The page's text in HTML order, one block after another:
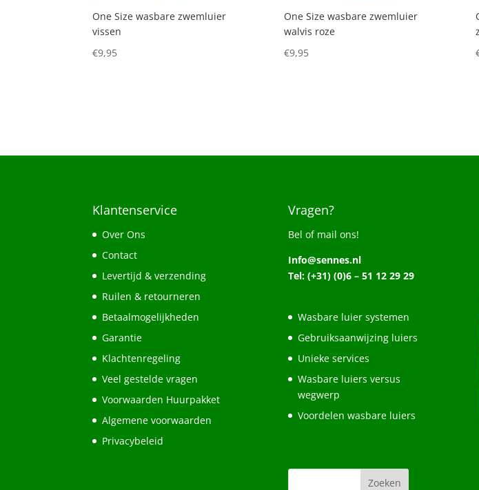
One Size wasbare zwemluier
vissen
€9,95
One Size wasbare zwemluier
walvis roze
€9,95
Klantenservice
Over Ons
Contact
Levertijd & verzending
Ruilen & retourneren
Betaalmogelijkheden
Garantie
Klachtenregeling
Veel gestelde vragen
Voorwaarden Huurpakket
Algemene voorwaarden
Privacybeleid
Vragen?
Bel of mail ons!
Info@sennes.nl
Tel: (+31) (0)6 – 51 12 29 29
Wasbare luier systemen
Gebruiksaanwijzing luiers
Unieke services
Wasbare luiers versus
wegwerp
Voordelen wasbare luiers